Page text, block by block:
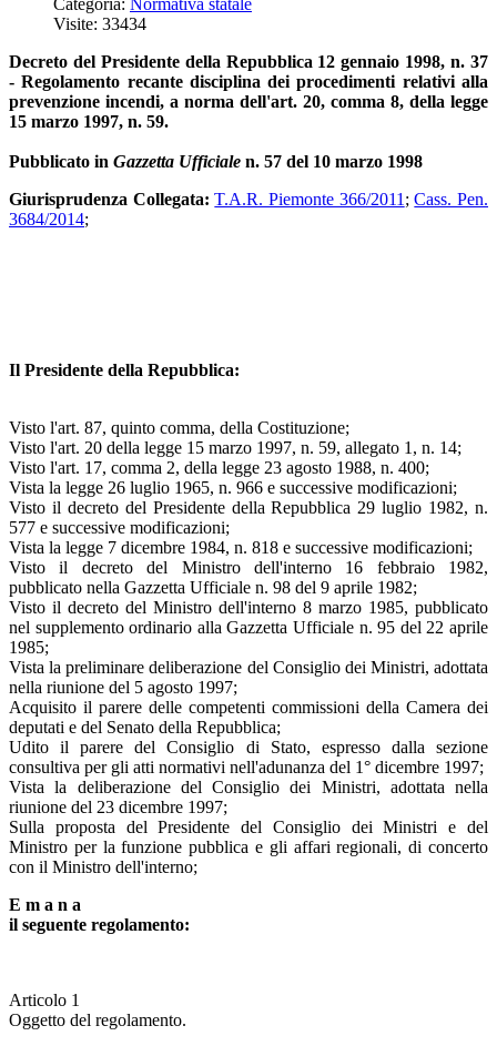
Visite: 33434
Decreto del Presidente della Repubblica 12 gennaio 1998, n. 37
- Regolamento recante disciplina dei procedimenti relativi alla
prevenzione incendi, a norma dell'art. 20, comma 8, della legge
15 marzo 1997, n. 59.
Pubblicato in Gazzetta Ufficiale n. 57 del 10 marzo 1998
Giurisprudenza Collegata:T.A.R. Piemonte 366/2011 ;Cass. Pen.
3684/2014;
Il Presidente della Repubblica:
Visto l'art. 87, quinto comma, della Costituzione;
Visto l'art. 20 della legge 15 marzo 1997, n. 59, allegato 1, n. 14;
Visto l'art. 17, comma 2, della legge 23 agosto 1988, n. 400;
Vista la legge 26 luglio 1965, n. 966 e successive modificazioni;
Visto il decreto del Presidente della Repubblica 29 luglio 1982, n.
577 e successive modificazioni;
Vista la legge 7 dicembre 1984, n. 818 e successive modificazioni;
Visto il decreto del Ministro dell'interno 16 febbraio 1982,
pubblicato nella Gazzetta Ufficiale n. 98 del 9 aprile 1982;
Visto il decreto del Ministro dell'interno 8 marzo 1985, pubblicato
nel supplemento ordinario alla Gazzetta Ufficiale n. 95 del 22 aprile
1985;
Vista la preliminare deliberazione del Consiglio dei Ministri, adottata
nella riunione del 5 agosto 1997;
Acquisito il parere delle competenti commissioni della Camera dei
deputati e del Senato della Repubblica;
Udito il parere del Consiglio di Stato, espresso dalla sezione
consultiva per gli atti normativi nell'adunanza del 1° dicembre 1997;
Vista la deliberazione del Consiglio dei Ministri, adottata nella
riunione del 23 dicembre 1997;
Sulla proposta del Presidente del Consiglio dei Ministri e del
Ministro per la funzione pubblica e gli affari regionali, di concerto
con il Ministro dell'interno;
E m a n a
il seguente regolamento:
Articolo 1
Oggetto del regolamento.